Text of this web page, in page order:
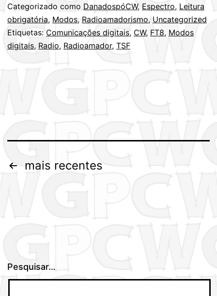
K1JT,
o
Categorizado como DanadospóCW, Espectro, Leitura
obrigatória, Modos, Radioamadorismo, Uncategorized
Etiquetas: Comunicações digitais, CW, FT8, Modos
digitais, Radio, Radioamador, TSF
Paginação
mais recentes
Pesquisar…